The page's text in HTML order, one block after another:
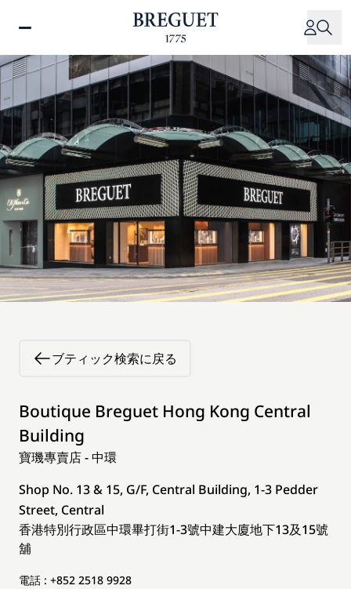
コ
ン
テ
ン
ツ
に
移
動
ブティック検索に戻る
Boutique Breguet Hong Kong Central
Building
寶璣專賣店 - 中環
Shop No. 13 & 15, G/F, Central Building, 1-3 Pedder
Street, Central
香港特別行政區中環畢打街1-3號中建大廈地下13及15號
舖
電話 : +852 2518 9928